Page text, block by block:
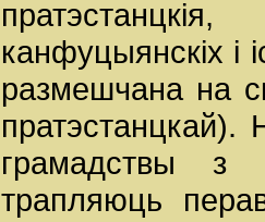
канфуцыянскіх і
размешчана на
пратэстанцкай).
грамадствы з
трапляюць